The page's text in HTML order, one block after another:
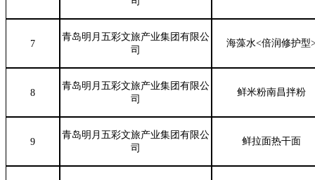
7
青岛明月五彩文旅产业集团有限公
司
海藻水<倍润修护型
8
青岛明月五彩文旅产业集团有限公
司
鲜米粉南昌拌粉
9
青岛明月五彩文旅产业集团有限公
司
鲜拉面热干面